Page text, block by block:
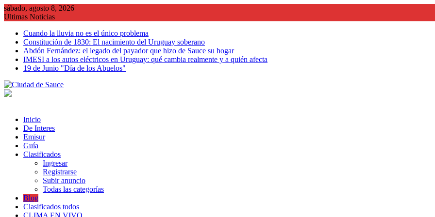
Saltar
al
sábado, agosto 8, 2026
Ultimas Noticias
Cuando la lluvia no es el único problema
Constitución de 1830: El nacimiento del Uruguay soberano
Abdón Fernández: el legado del payador que hizo de Sauce su hogar
IMESI a los autos eléctricos en Uruguay: qué cambia realmente y a quién afecta
19 de Junio "Día de los Abuelos"
Inicio
De Interes
Emisur
Guía
Clasificados
Ingresar
Registrarse
Subir anuncio
Todas las categorías
Blog
Clasificados todos
CLIMA EN VIVO